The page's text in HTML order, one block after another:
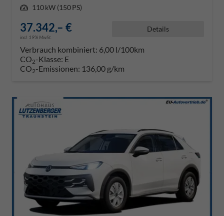
Leistung 110 kW (150 PS)
37.342,– €
incl. 19% MwSt.
Details
Verbrauch kombiniert: 6,00 l/100km
CO2-Klasse: E
CO2-Emissionen: 136,00 g/km